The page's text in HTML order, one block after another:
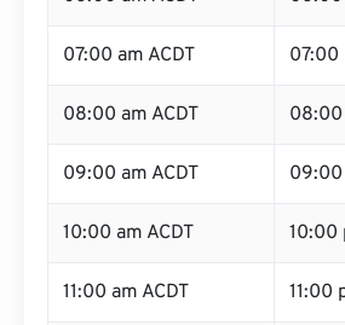
07:00 am ACDT 07:00
08:00 am ACDT 08:00
09:00 am ACDT 09:00
10:00 am ACDT 10:00
11:00 am ACDT 11:00